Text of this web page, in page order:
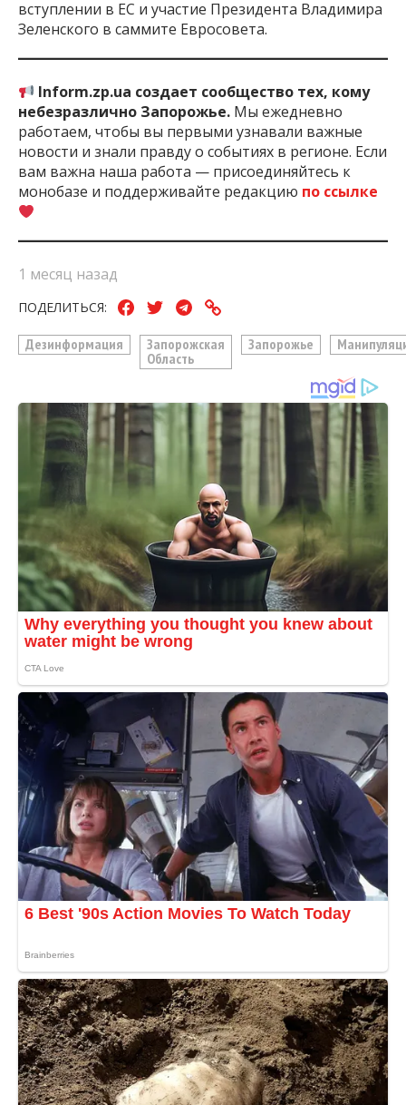
вступлении в ЕС и участие Президента Владимира
Зеленского в саммите Евросовета.
Inform.zp.ua создает сообщество тех, кому
небезразлично Запорожье. Мы ежедневно
работаем, чтобы вы первыми узнавали важные
новости и знали правду о событиях в регионе. Если
вам важна наша работа — присоединяйтесь к
монобазе и поддерживайте редакцию по ссылке
1 месяц назад
ПОДЕЛИТЬСЯ:
Дезинформация
Запорожская
Область
Запорожье